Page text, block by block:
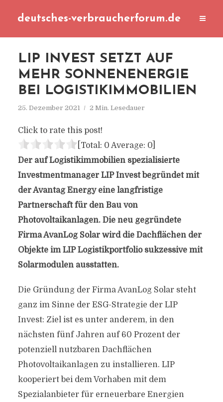
deutsches-verbraucherforum.de
LIP INVEST SETZT AUF
MEHR SONNENENERGIE
BEI LOGISTIKIMMOBILIEN
25. Dezember 2021 2 Min. Lesedauer
Click to rate this post!
[Total: 0 Average: 0]
Der auf Logistikimmobilien spezialisierte
Investmentmanager LIP Investbegründet mit
der Avantag Energy eine langfristige
Partnerschaft für den Bau von
Photovoltaikanlagen. Die neu gegründete
Firma AvanLog Solar wird die Dachflächen der
Objekte im LIP Logistikportfolio sukzessive mit
Solarmodulen ausstatten.
Die Gründung der Firma AvanLog Solar steht
ganz im Sinne der ESG-Strategie der LIP
Invest: Ziel ist es unter anderem, in den
nächsten fünf Jahren auf 60 Prozent der
potenziell nutzbaren Dachflächen
Photovoltaikanlagen zu installieren. LIP
kooperiert bei dem Vorhaben mit dem
Spezialanbieter für erneuerbare Energien